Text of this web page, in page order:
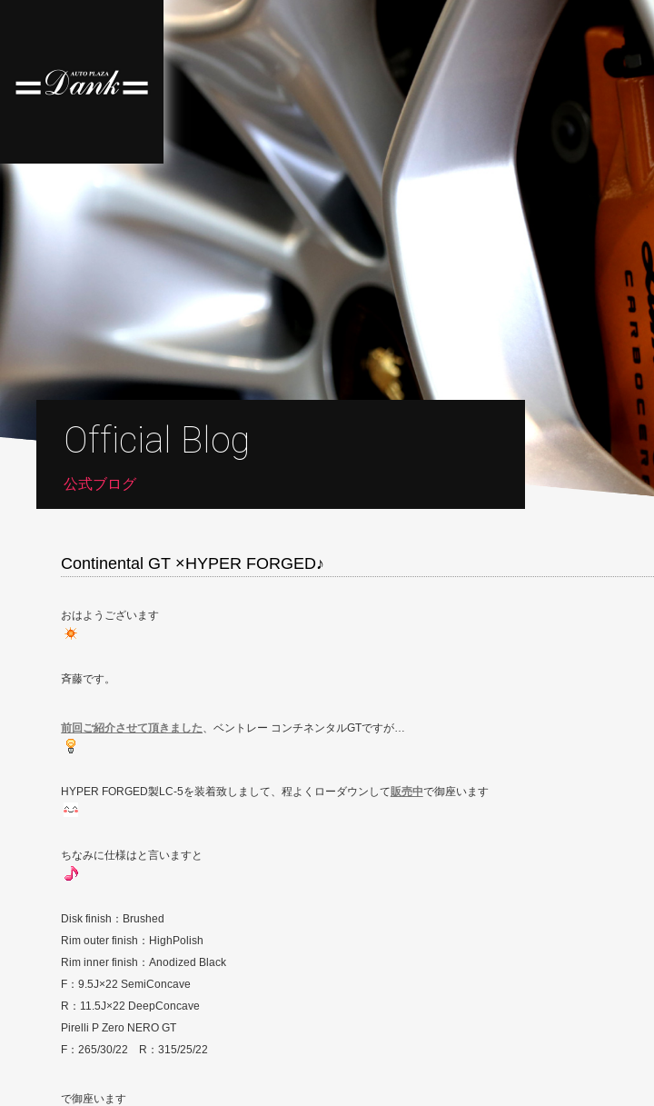
Official Blog
公式ブログ
Continental GT ×HYPER FORGED♪
おはようございます
斉藤です。
前回ご紹介させて頂きました 、ベントレー コンチネンタルGTですが…
HYPER FORGED製LC-5を装着致しまして、程よくローダウンして販売中で御座います
ちなみに仕様はと言いますと
Disk finish：Brushed
Rim outer finish：HighPolish
Rim inner finish：Anodized Black
F：9.5J×22 SemiConcave
R：11.5J×22 DeepConcave
Pirelli P Zero NERO GT
F：265/30/22 R：315/25/22
で御座います